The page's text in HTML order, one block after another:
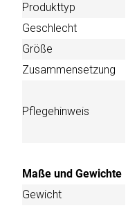
Produkttyp
Geschlecht
Größe
Zusammensetzung
Pflegehinweis
Maße und Gewichte
Gewicht